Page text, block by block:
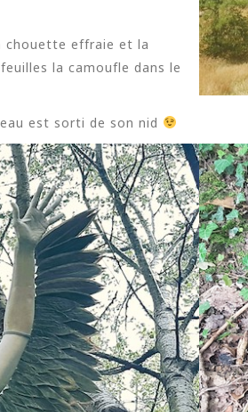
chouette effraie et la
la camoufle dans le
est sorti de son nid